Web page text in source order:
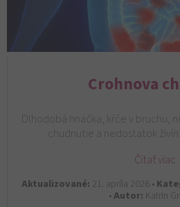
Crohnova
Dlhodobá hnačka, kŕče v bruchu,
chudnutie a nedostatok
Čítať viac
Aktualizované: 21. apríla 2026 •
•Autor: Katrin